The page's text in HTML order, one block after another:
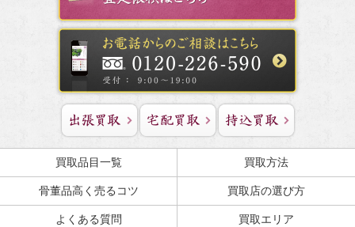
買取品目一覧 買取方法
骨董品高く売るコツ 買取店の選び方
よくある質問 買取エリア